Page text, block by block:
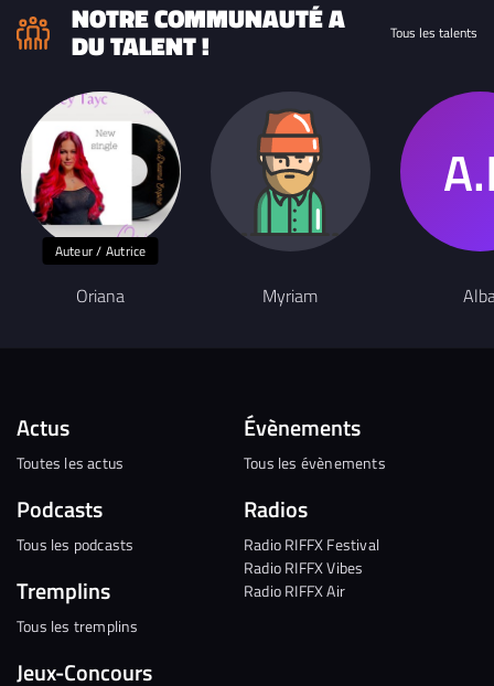
NOTRE COMMUNAUTÉ A
DU TALENT ! Tous les talents
Auteur / Autrice
Oriana Myriam
Actus
Toutes les actus
Podcasts
Tous les podcasts
Tremplins
Tous les tremplins
Jeux-Concours
Évènements
Tous les évènements
Radios
Radio RIFFX Festival
Radio RIFFX Vibes
Radio RIFFX Air